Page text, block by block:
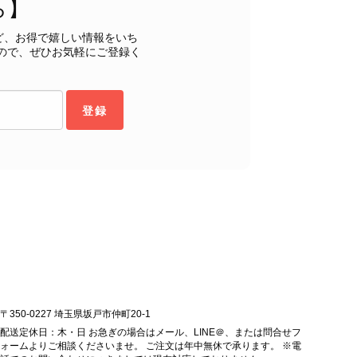
ご満足いただけたとのこと、安心いたしました。 「初め
ンテージならではの魅力をお気に召していただけたこと、
いただいたバッグに続き、今回のバッグも「一軍バッ
いいたします。 VintageShop solo
を購入させていただき、ありがとうございました。
お得で嬉しい情報をいち
、ぜひお気軽にご登録く
登録
〒350-0227 埼玉県坂戸市仲町20-1
配送定休日：木・日 お急ぎの場合はメール、LINE＠、または問合せフ
ォームよりご相談くださいませ。 ご注文は年中無休で承ります。 ※電